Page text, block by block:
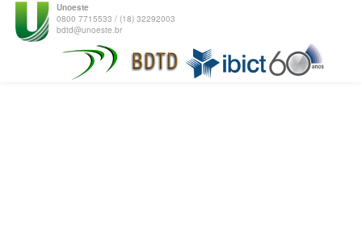
Unoeste
0800 7715533 / (18) 32292003
bdtd@unoeste.br